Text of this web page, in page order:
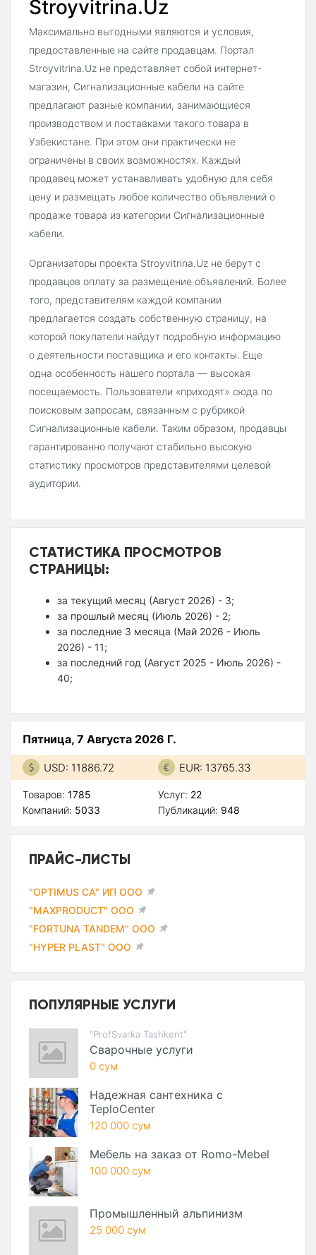
Stroyvitrina.Uz
Максимально выгодными являются и условия,
предоставленные на сайте продавцам. Портал
Stroyvitrina.Uz не представляет собой интернет-
магазин, Сигнализационные кабели на сайте
предлагают разные компании, занимающиеся
производством и поставками такого товара в
Узбекистане. При этом они практически не
ограничены в своих возможностях. Каждый
продавец может устанавливать удобную для себя
цену и размещать любое количество объявлений о
продаже товара из категории Сигнализационные
кабели.
Организаторы проекта Stroyvitrina.Uz не берут с
продавцов оплату за размещение объявлений. Более
того, представителям каждой компании
предлагается создать собственную страницу, на
которой покупатели найдут подробную информацию
о деятельности поставщика и его контакты. Еще
одна особенность нашего портала — высокая
посещаемость. Пользователи «приходят» сюда по
поисковым запросам, связанным с рубрикой
Сигнализационные кабели. Таким образом, продавцы
гарантированно получают стабильно высокую
статистику просмотров представителями целевой
аудитории.
СТАТИСТИКА ПРОСМОТРОВ
СТРАНИЦЫ:
за текущий месяц (Август 2026) - 3;
за прошлый месяц (Июль 2026) - 2;
за последние 3 месяца (Май 2026 - Июль
2026) - 11;
за последний год (Август 2025 - Июль 2026) -
40;
Пятница, 7 Августа 2026 Г.
USD: 11886.72 EUR: 13765.33
Товаров: 1785
Компаний: 5033
Услуг: 22
Публикаций: 948
ПРАЙС-ЛИСТЫ
"OPTIMUS CA" ИП ООО
"MAXPRODUCT" ООО
"FORTUNA TANDEM" ООО
"HYPER PLAST" ООО
ПОПУЛЯРНЫЕ УСЛУГИ
"ProfSvarka Tashkent"
Сварочные услуги
0 сум
Надежная сантехника с
TeploCenter
120 000 сум
Мебель на заказ от Romo-Mebel
100 000 сум
Промышленный альпинизм
25 000 сум